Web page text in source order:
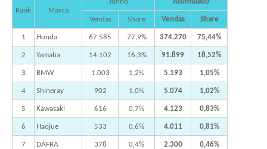
Rank Marca
Vendas Share Vendas Share
1 Honda 67.585 77,9% 374.270 75,44%
2 Yamaha 14.102 16,3% 91.899 18,52%
3 BMW 1.003 1,2% 5.193 1,05%
4 Shineray 902 1,0% 5.074 1,02%
5 Kawasaki 616 0,7% 4.123 0,83%
6 Haojue 533 0,6% 4.011 0,81%
7 DAFRA 378 0,4% 2.300 0,46%